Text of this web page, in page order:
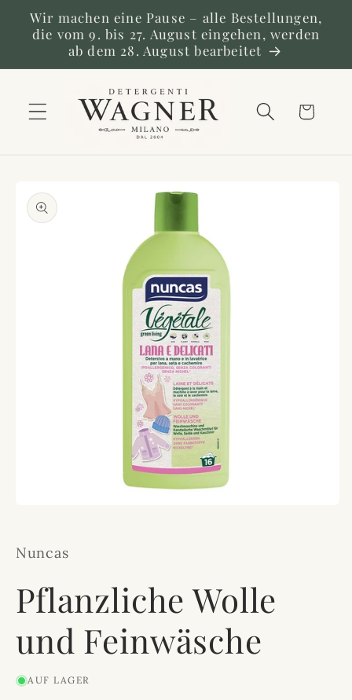
zum
Inhalt
Wir machen eine Pause – alle Bestellungen,
die vom 9. bis 27. August eingehen, werden
ab dem 28. August bearbeitet
Warenkorb
Modal
öffnen
Nuncas
Pflanzliche Wolle
und Feinwäsche
AUF LAGER